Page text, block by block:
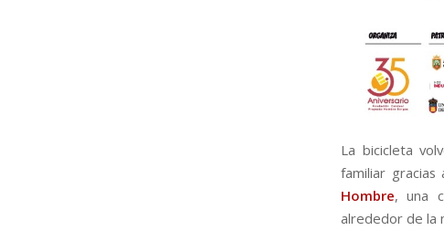
La bicicleta
familiar gracias
Hombre, una
alrededor de la